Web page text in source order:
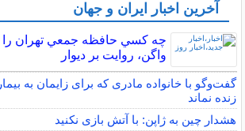
آخرین اخبار ایران و جهان
چه كسي حافظه جمعي تهران را
واگن، روايت بر ديوار
گفت‌وگو با خانواده مادری که برای زایمان به
زنده نماند
هشدار چین به ژاپن: با آتش بازی نکنید